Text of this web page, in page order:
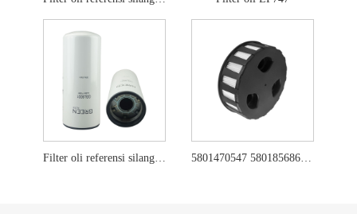
Filter oli referensi silang lf9001